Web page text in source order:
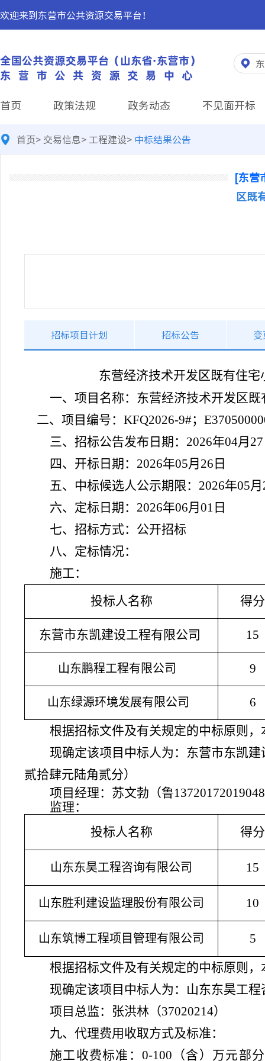
欢迎来到东营市公共资源交易平台！
首页 政策法规 政务动态 不见面开标
首页> 交易信息> 工程建设> 中标结果公告
[东营
区既
招标项目计划 招标公告
东营经济技术开发区既有住
一、项目名称： 东营经济技术开发区
二、项目编号： KFQ2026-9#；
三、招标公告发布日期： 2026年04月 27
四、开标日期： 2026年05月 26 日
五、中标候选人公示期限： 2026年05
六、定标日期： 2026年06月 01 日
七、招标方式： 公开招标
八、定标情况：
施工：
投标人名称
得分
东营市东凯建设工程有限公司 15
山东鹏程工程有限公司 9
山东绿源环境发展有限公司
6
根据招标文件及有关规定的中标原则
现确定该项目中标人为：东营市东凯
贰拾肆元陆角贰分）
项目经理：苏文勃（鲁
监理：
投标人名称
得分
山东东昊工程咨询有限公司 15
山东胜利建设监理股份有限公司 10
山东筑博工程项目管理有限公司 5
根据招标文件及有关规定的中标原则
现确定该项目 中标人为： 山东东昊工
项目总监：张洪林（37020214）
九、代理费用收取方式及标准：
施工收费标准： 0-100（含）万元部